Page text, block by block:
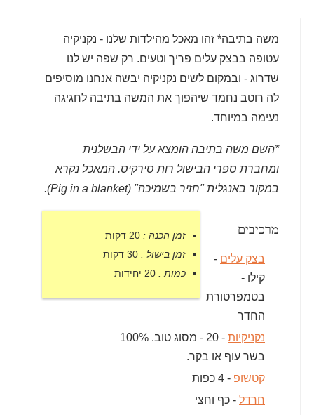
משה בתיבה* זהו מאכל מהילדות שלנו - נקניקיה
עטופה בבצק עלים פריך וטעים. רק שפה יש לנו
שדרוג - ובמקום לשים נקניקיה יבשה אנחנו מוסיפים
לה רוטב נחמד שיהפוך את המשה בתיבה לחגיגה
נעימה במיוחד.
*השם משה בתיבה הומצא על ידי הבשלנית
ומחברת ספרי הבישול רות סירקיס. המאכל נקרא
במקור באנגלית "חזיר בשמיכה" (Pig in a blanket).
זמן הכנה : 20 דקות
זמן בישול : 30 דקות
כמות : 20 יחידות
מרכיבים
בצק עלים -
קילו -
בטמפרטורת
החדר
נקניקיות
- 20 - מסוג טוב. 100%
בשר עוף או בקר.
קטשופ - 4 כפות
חרדל - כף וחצי